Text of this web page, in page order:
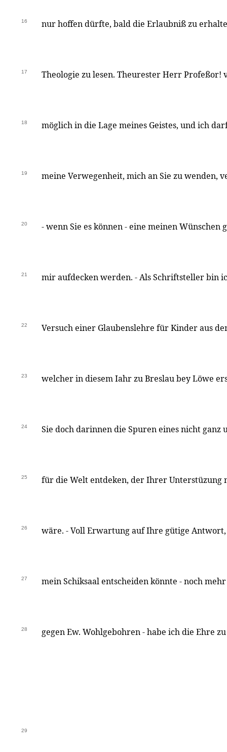
16 nur hoffen dürfte, bald die Erlaubniß zu
17 Theologie zu lesen. Theurester Herr Profeßor!
18 möglich in die Lage meines Geistes, und ich
19 meine Verwegenheit, mich an Sie zu wenden,
20 - wenn Sie es können - eine meinen Wünschen
21 mir aufdecken werden. - Als Schriftsteller bin
22 Versuch einer Glaubenslehre für Kinder aus
23 welcher in diesem Iahr zu Breslau bey Löwe
24 Sie doch darinnen die Spuren eines nicht ganz
25 für die Welt entdeken, der Ihrer Unterstüzung
26 wäre. - Voll Erwartung auf Ihre gütige
27 mein Schiksaal entscheiden könnte - noch
28 gegen Ew. Wohlgebohren - habe ich die Ehre
29